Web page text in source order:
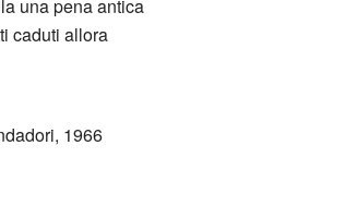
una pena antica
caduti allora
1966